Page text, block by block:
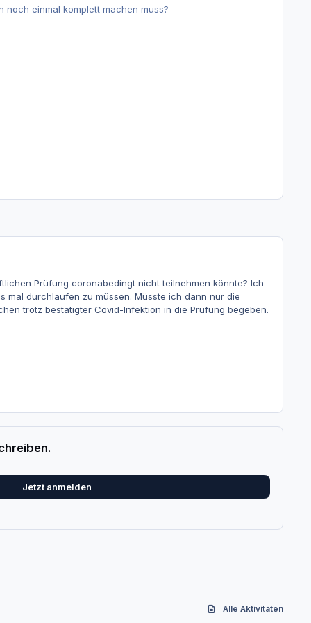
einmal komplett machen muss?
Prüfung coronabedingt nicht teilnehmen könnte? Ich
mal durchlaufen zu müssen. Müsste ich dann nur die
trotz bestätigter Covid-Infektion in die Prüfung begeben.
Jetzt anmelden
Alle Aktivitäten